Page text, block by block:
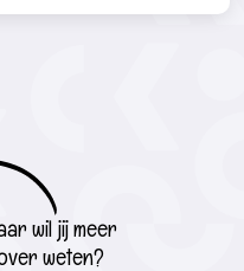
wil jij meer
weten?